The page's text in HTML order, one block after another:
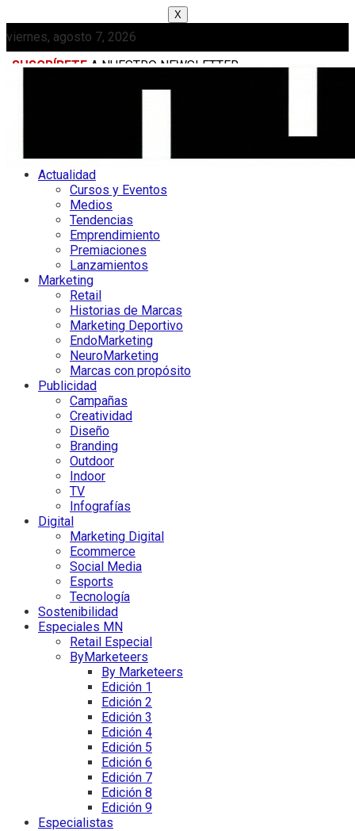
X
viernes, agosto 7, 2026
SUSCRÍBETE A NUESTRO NEWSLETTER
Actualidad
Cursos y Eventos
Medios
Tendencias
Emprendimiento
Premiaciones
Lanzamientos
Marketing
Retail
Historias de Marcas
Marketing Deportivo
EndoMarketing
NeuroMarketing
Marcas con propósito
Publicidad
Campañas
Creatividad
Diseño
Branding
Outdoor
Indoor
TV
Infografías
Digital
Marketing Digital
Ecommerce
Social Media
Esports
Tecnología
Sostenibilidad
Especiales MN
Retail Especial
ByMarketeers
By Marketeers
Edición 1
Edición 2
Edición 3
Edición 4
Edición 5
Edición 6
Edición 7
Edición 8
Edición 9
Especialistas